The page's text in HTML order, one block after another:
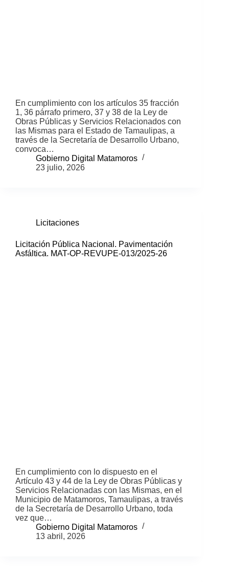
En cumplimiento con los artículos 35 fracción
1, 36 párrafo primero, 37 y 38 de la Ley de
Obras Públicas y Servicios Relacionados con
las Mismas para el Estado de Tamaulipas, a
través de la Secretaría de Desarrollo Urbano,
convoca…
Gobierno Digital Matamoros
23 julio, 2026
Licitaciones
Licitación Pública Nacional. Pavimentación
Asfáltica. MAT-OP-REVUPE-013/2025-26
En cumplimiento con lo dispuesto en el
Artículo 43 y 44 de la Ley de Obras Públicas y
Servicios Relacionadas con las Mismas, en el
Municipio de Matamoros, Tamaulipas, a través
de la Secretaría de Desarrollo Urbano, toda
vez que…
Gobierno Digital Matamoros
13 abril, 2026